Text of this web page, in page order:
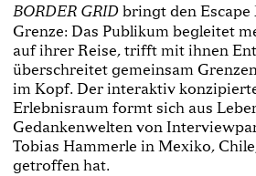
BORDER GRID bringt den Escape
Grenze: Das Publikum begleitet
auf ihrer Reise, trifft mit ihnen
überschreitet gemeinsam
im Kopf. Der interaktiv
Erlebnisraum formt sich aus
Gedankenwelten von
Tobias Hammerle in Mexiko,
getroffen hat.